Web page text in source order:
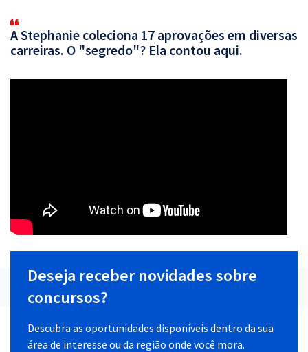
A Stephanie coleciona 17 aprovações em diversas
carreiras. O "segredo"? Ela contou aqui.
Deseja receber novidades sobre
concursos?
Descubra as oportunidades disponíveis dentro da sua
área de interesse ou da região onde você mora.